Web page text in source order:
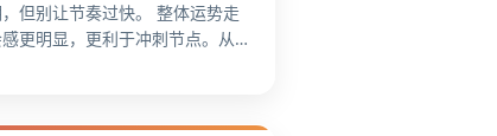
但别让节奏过快。 整体运势走
更明显，更利于冲刺节点。从